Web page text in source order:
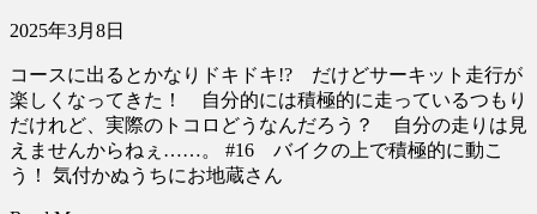
2025年3月8日
コースに出るとかなりドキドキ!? だけどサーキット走行が
楽しくなってきた！ 自分的には積極的に走っているつもり
だけれど、実際のトコロどうなんだろう？ 自分の走りは見
えませんからねぇ……。 #16 バイクの上で積極的に動こ
う！ 気付かぬうちにお地蔵さん